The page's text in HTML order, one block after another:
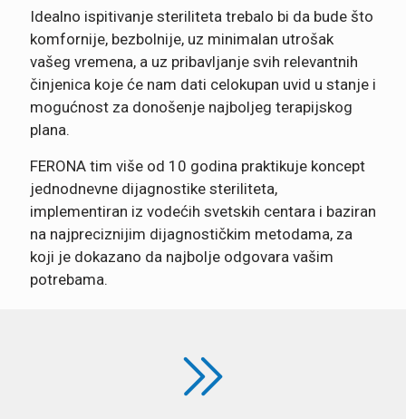
Idealno ispitivanje steriliteta trebalo bi da bude što
komfornije, bezbolnije, uz minimalan utrošak
vašeg vremena, a uz pribavljanje svih relevantnih
činjenica koje će nam dati celokupan uvid u stanje i
mogućnost za donošenje najboljeg terapijskog
plana.
FERONA tim više od 10 godina praktikuje koncept
jednodnevne dijagnostike steriliteta,
implementiran iz vodećih svetskih centara i baziran
na najpreciznijim dijagnostičkim metodama, za
koji je dokazano da najbolje odgovara vašim
potrebama.